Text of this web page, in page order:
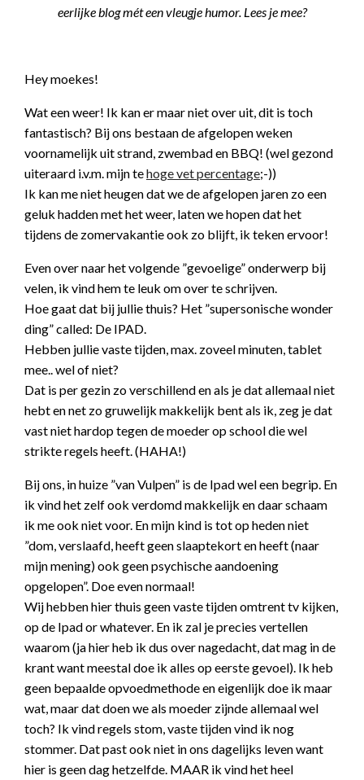
eerlijke blog mét een vleugje humor. Lees je mee?
Hey moekes!
Wat een weer! Ik kan er maar niet over uit, dit is toch
fantastisch? Bij ons bestaan de afgelopen weken
voornamelijk uit strand, zwembad en BBQ! (wel gezond
uiteraard i.v.m. mijn tehoge vet percentage;-))
Ik kan me niet heugen dat we de afgelopen jaren zo een
geluk hadden met het weer, laten we hopen dat het
tijdens de zomervakantie ook zo blijft, ik teken ervoor!
Even over naar het volgende ”gevoelige” onderwerp bij
velen, ik vind hem te leuk om over te schrijven.
Hoe gaat dat bij jullie thuis? Het ”supersonische wonder
ding” called: De IPAD.
Hebben jullie vaste tijden, max. zoveel minuten, tablet
mee.. wel of niet?
Dat is per gezin zo verschillend en als je dat allemaal niet
hebt en net zo gruwelijk makkelijk bent als ik, zeg je dat
vast niet hardop tegen de moeder op school die wel
strikte regels heeft. (HAHA!)
Bij ons, in huize ”van Vulpen” is de Ipad wel een begrip. En
ik vind het zelf ook verdomd makkelijk en daar schaam
ik me ook niet voor. En mijn kind is tot op heden niet
”dom, verslaafd, heeft geen slaaptekort en heeft (naar
mijn mening) ook geen psychische aandoening
opgelopen”. Doe even normaal!
Wij hebben hier thuis geen vaste tijden omtrent tv kijken,
op de Ipad or whatever. En ik zal je precies vertellen
waarom (ja hier heb ik dus over nagedacht, dat mag in de
krant want meestal doe ik alles op eerste gevoel). Ik heb
geen bepaalde opvoedmethode en eigenlijk doe ik maar
wat, maar dat doen we als moeder zijnde allemaal wel
toch? Ik vind regels stom, vaste tijden vind ik nog
stommer. Dat past ook niet in ons dagelijks leven want
hier is geen dag hetzelfde. MAAR ik vind het heel